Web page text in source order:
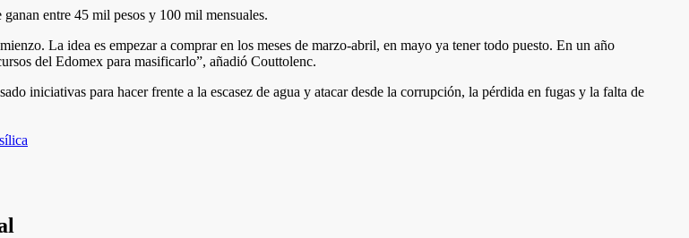
entre 45 mil pesos y 100 mil mensuales.
La idea es empezar a comprar en los meses de marzo-abril, en mayo ya tener todo puesto. En un año
del Edomex para masificarlo”, añadió Couttolenc.
iniciativas para hacer frente a la escasez de agua y atacar desde la corrupción, la pérdida en fugas y la falta de